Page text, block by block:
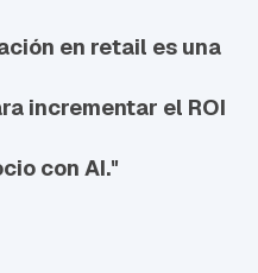
en retail es una
incrementar el ROI
con AI."